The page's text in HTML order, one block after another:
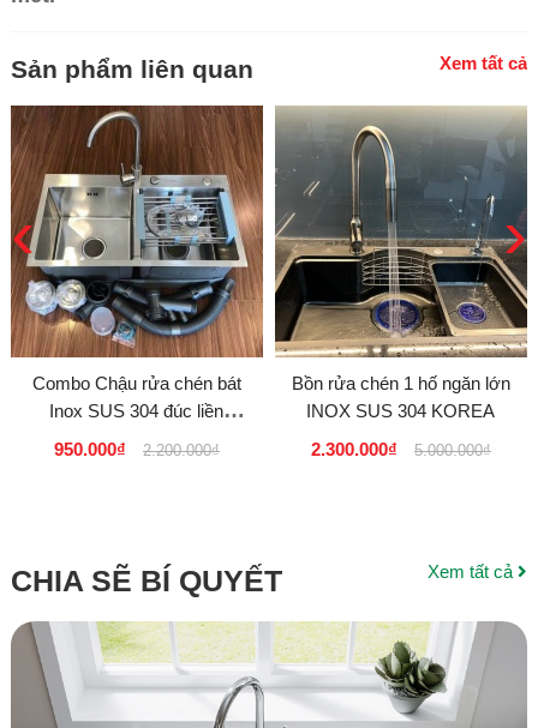
Sản phẩm liên quan Xem tất cả
Combo Chậu rửa chén bát
Inox SUS 304 đúc liền
nguyên khối Model 8245L D
950.000₫ 2.200.000₫
Bồn rửa chén 1 hố ngăn lớn
INOX SUS 304 KOREA
2.300.000₫
5.000.000₫
‹ ›
CHIA SẼ BÍ QUYẾT Xem tất cả